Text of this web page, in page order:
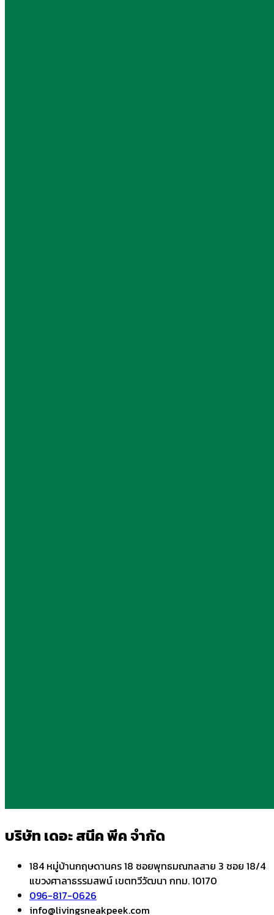
บริษัท เดอะ สนีค พีค จำกัด
184 หมู่บ้านกฤษดานคร 18 ซอยพุทธมณฑลสาย 3 ซอย 18/4
แขวงศาลาธรรมสพน์ เขตทวีวัฒนา กทม. 10170
096-817-0626
info@livingsneakpeek.com